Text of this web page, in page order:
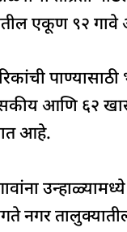
e
एकूण ९२ गावे
आणि ६२
आहे.
नगर